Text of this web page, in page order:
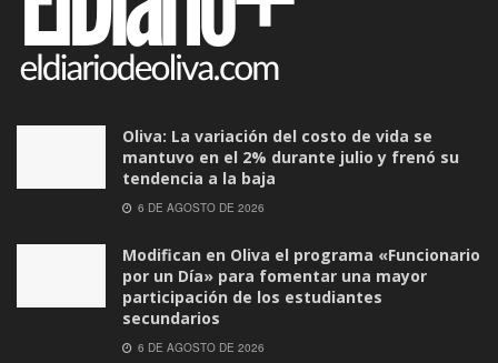
Oliva: La variación del costo de vida se
mantuvo en el 2% durante julio y frenó su
tendencia a la baja
6 DE AGOSTO DE 2026
Modifican en Oliva el programa «Funcionario
por un Día» para fomentar una mayor
participación de los estudiantes
secundarios
6 DE AGOSTO DE 2026